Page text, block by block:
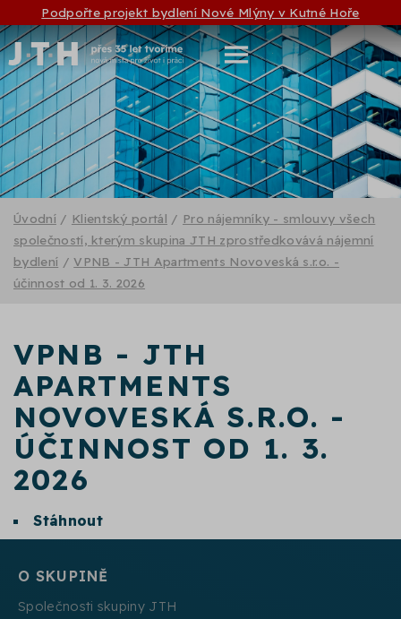
Podpořte projekt bydlení Nové Mlýny v Kutné Hoře
Úvodní / Klientský portál / Pro nájemníky - smlouvy všech
společností, kterým skupina JTH zprostředkovává nájemní
bydlení / VPNB - JTH Apartments Novoveská s.r.o. -
účinnost od 1. 3. 2026
VPNB - JTH
APARTMENTS
NOVOVESKÁ S.R.O. -
ÚČINNOST OD 1. 3.
2026
Stáhnout
O SKUPINĚ
Společnosti skupiny JTH